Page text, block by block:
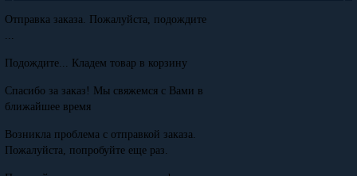
Отправка заказа. Пожалуйста, подождите
...
Подождите... Кладем товар в корзину
Спасибо за заказ! Мы свяжемся с Вами в
ближайшее время
Возникла проблема с отправкой заказа.
Пожалуйста, попробуйте еще раз.